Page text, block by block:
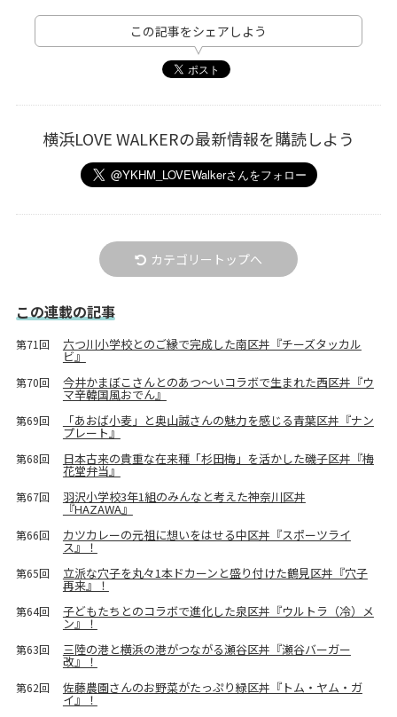
この記事をシェアしよう
横浜LOVE WALKERの最新情報を購読しよう
カテゴリートップへ
この連載の記事
第71回 六つ川小学校とのご縁で完成した南区丼『チーズタッカル
ビ』
第70回 今井かまぼこさんとのあつ～いコラボで生まれた西区丼『ウ
マ辛韓国風おでん』
第69回 「あおば小麦」と奥山誠さんの魅力を感じる青葉区丼『ナン
プレート』
第68回 日本古来の貴重な在来種「杉田梅」を活かした磯子区丼『梅
花堂弁当』
第67回 羽沢小学校3年1組のみんなと考えた神奈川区丼
『HAZAWA』
第66回 カツカレーの元祖に想いをはせる中区丼『スポーツライ
ス』！
第65回 立派な穴子を丸々1本ドカーンと盛り付けた鶴見区丼『穴子
再来』！
第64回 子どもたちとのコラボで進化した泉区丼『ウルトラ（冷）メ
ン』！
第63回 三陸の港と横浜の港がつながる瀬谷区丼『瀬谷バーガー
改』！
第62回 佐藤農園さんのお野菜がたっぷり緑区丼『トム・ヤム・ガ
イ』！